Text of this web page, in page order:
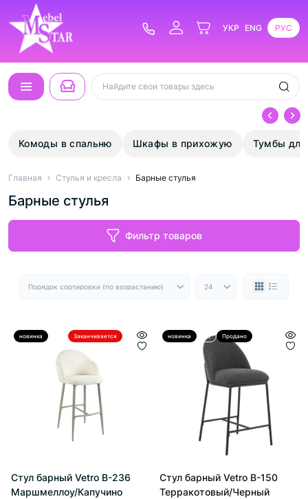
УКР ENG РУС
Комоды в спальню Шкафы в прихожую Тумбы для
Главная Стулья и кресла Барные стулья
Барные стулья
Фильтр товаров
новинка Заканчивается
Стул барный Vetro B-236
Маршмеллоу/Капучино
новинка Hit Продано
Стул барный Vetro B-150
Терракотовый/Черный